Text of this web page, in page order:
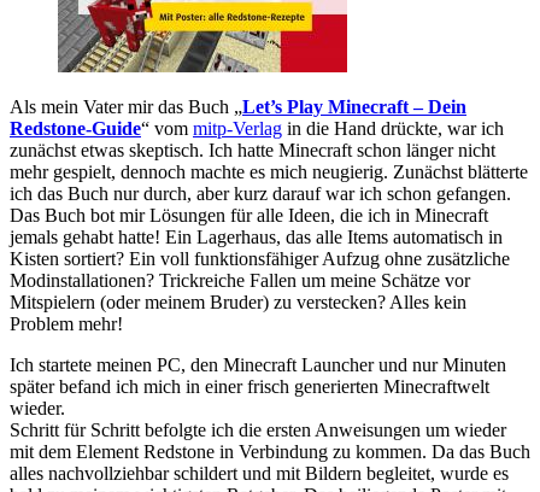
Als mein Vater mir das Buch „Let’s Play Minecraft – Dein
Redstone-Guide“ vom mitp-Verlag in die Hand drückte, war ich
zunächst etwas skeptisch. Ich hatte Minecraft schon länger nicht
mehr gespielt, dennoch machte es mich neugierig. Zunächst blätterte
ich das Buch nur durch, aber kurz darauf war ich schon gefangen.
Das Buch bot mir Lösungen für alle Ideen, die ich in Minecraft
jemals gehabt hatte! Ein Lagerhaus, das alle Items automatisch in
Kisten sortiert? Ein voll funktionsfähiger Aufzug ohne zusätzliche
Modinstallationen? Trickreiche Fallen um meine Schätze vor
Mitspielern (oder meinem Bruder) zu verstecken? Alles kein
Problem mehr!
Ich startete meinen PC, den Minecraft Launcher und nur Minuten
später befand ich mich in einer frisch generierten Minecraftwelt
wieder.
Schritt für Schritt befolgte ich die ersten Anweisungen um wieder
mit dem Element Redstone in Verbindung zu kommen. Da das Buch
alles nachvollziehbar schildert und mit Bildern begleitet, wurde es